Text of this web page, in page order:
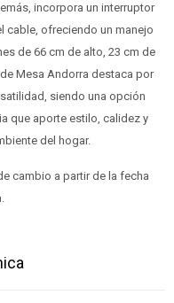
incorpora un interruptor
cable, ofreciendo un manejo
de 66 cm de alto, 23 cm de
Mesa Andorra destaca por
siendo una opción
que aporte estilo, calidez y
del hogar.
cambio a partir de la fecha